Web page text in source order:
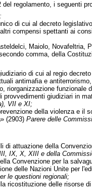
regolamento, i seguenti
di cui al decreto
compensi spettanti ai
Maiolo, Novafeltria,
comma, della
di cui al regio
antimafia e
riorganizzazione funzionale
giudiziari in
VII e XI;
della violenza e il
(2903) Parere delle
di attuazione della
IX, X, XIII e della
Convenzione per la
delle Nazioni Unite per
le questioni regionali;
ricostituzione delle risorse